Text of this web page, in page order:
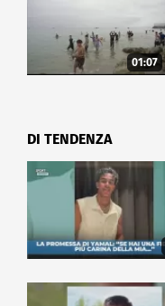
01:07
DI TENDENZA